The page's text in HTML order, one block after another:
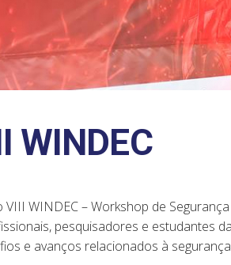
WINDEC
WINDEC – Workshop de
pesquisadores e estudantes
e avanços relacionados à